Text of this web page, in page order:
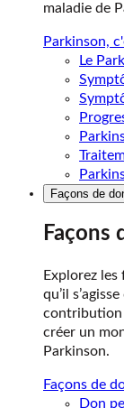
maladie de
Parkinson,
Le
Façons de
Façons
Explorez
qu’il
contribution
créer un
Parkinson.
Façons de
Don